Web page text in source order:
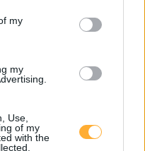
my
my
Use,
of my
with the
0,79
0,25
0,66